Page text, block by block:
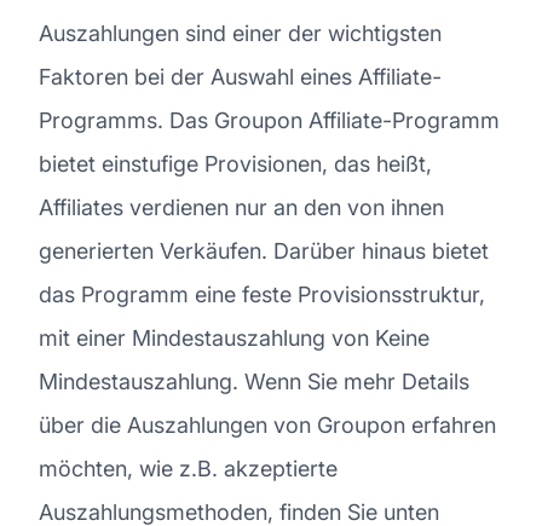
Auszahlungen sind einer der wichtigsten
Faktoren bei der Auswahl eines Affiliate-
Programms. Das Groupon Affiliate-Programm
bietet einstufige Provisionen, das heißt,
Affiliates verdienen nur an den von ihnen
generierten Verkäufen. Darüber hinaus bietet
das Programm eine feste Provisionsstruktur,
mit einer Mindestauszahlung von Keine
Mindestauszahlung. Wenn Sie mehr Details
über die Auszahlungen von Groupon erfahren
möchten, wie z.B. akzeptierte
Auszahlungsmethoden, finden Sie unten